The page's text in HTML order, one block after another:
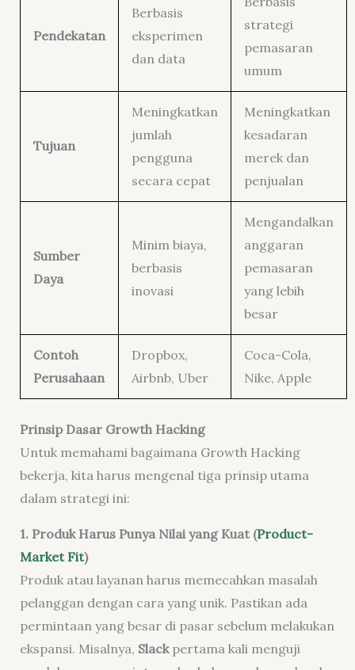
Pendekatan
Berbasis
eksperimen
dan data
strategi
pemasaran
umum
Tujuan
Meningkatkan
jumlah
pengguna
secara cepat
Meningkatkan
kesadaran
merek dan
penjualan
Sumber
Daya
Minim biaya,
berbasis
inovasi
Mengandalkan
anggaran
pemasaran
yang lebih
besar
Contoh
Perusahaan
Dropbox,
Airbnb, Uber
Coca-Cola,
Nike, Apple
Prinsip Dasar Growth Hacking
Untuk memahami bagaimana Growth Hacking
bekerja, kita harus mengenal tiga prinsip utama
dalam strategi ini:
1. Produk Harus Punya Nilai yang Kuat (Product-
Market Fit)
Produk atau layanan harus memecahkan masalah
pelanggan dengan cara yang unik. Pastikan ada
permintaan yang besar di pasar sebelum melakukan
ekspansi. Misalnya, Slackpertama kali menguji